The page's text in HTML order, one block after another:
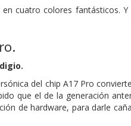
en cuatro colores fantásticos.
del chip A17 Pro
que el de la generación
de hardware, para darle